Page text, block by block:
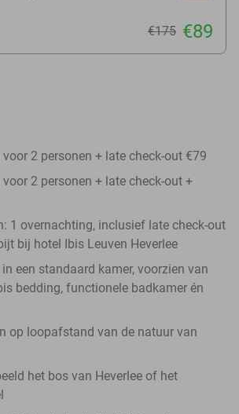
€175 €89
2 personen + late check-out €79
2 personen + late check-out +
1 overnachting, inclusief late check-out
bij hotel Ibis Leuven Heverlee
een standaard kamer, voorzien van
bedding, functionele badkamer én
op loopafstand van de natuur van
het bos van Heverlee of het